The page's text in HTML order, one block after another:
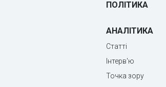
ПОЛІТИКА
АНАЛІТИКА
Статті
Інтерв'ю
Точка зору